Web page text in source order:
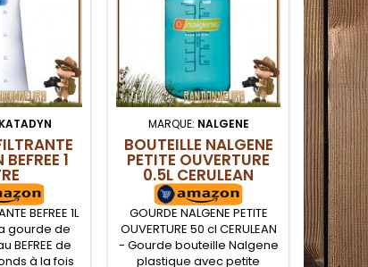
KATADYN
1
BEFREE 1L
gourde de
BEFREE de
à la fois
MARQUE: NALGENE
BOUTEILLE NALGENE
PETITE OUVERTURE
0.5L CERULEAN
GOURDE NALGENE PETITE
OUVERTURE 50 cl CERULEAN
- Gourde bouteille Nalgene
plastique avec petite
Soft